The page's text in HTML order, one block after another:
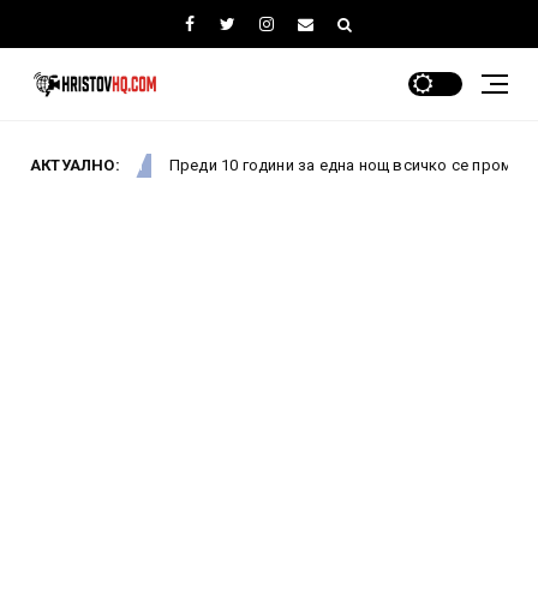
АКТУАЛНО:
Преди 10 години за една нощ всичко се промени: Как